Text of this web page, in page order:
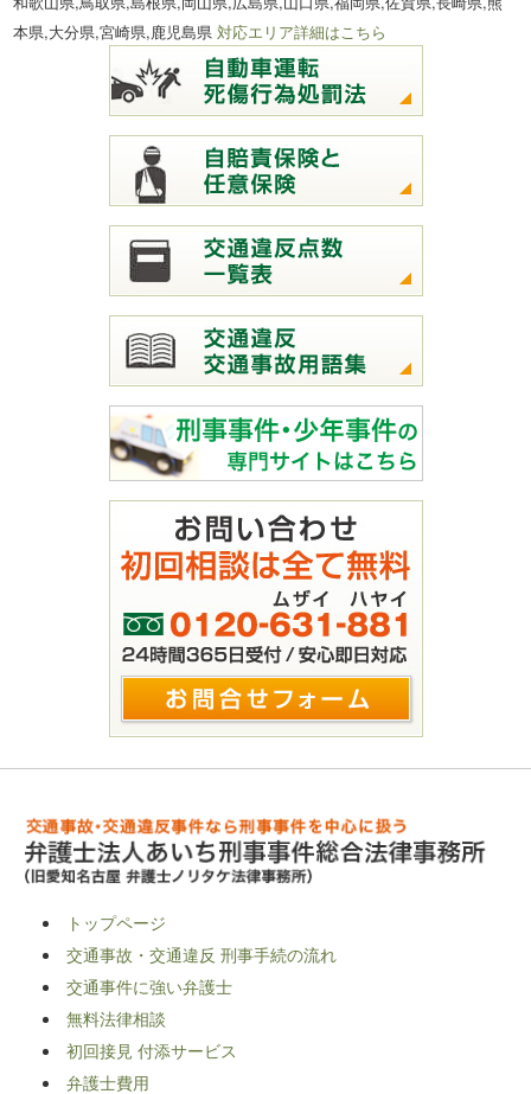
本県,大分県,宮崎県,鹿児島県対応エリア詳細はこちら
トップページ
交通事故・交通違反 刑事手続の流れ
交通事件に強い弁護士
無料法律相談
初回接見 付添サービス
弁護士費用